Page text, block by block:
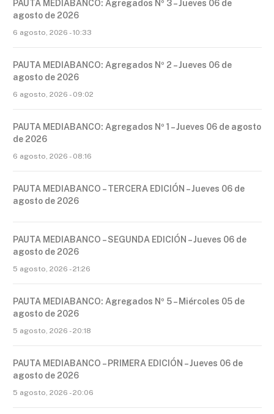
PAUTA MEDIABANCO: Agregados Nº 3 – Jueves 06 de
agosto de 2026
6 agosto, 2026 - 10:33
PAUTA MEDIABANCO: Agregados Nº 2 – Jueves 06 de
agosto de 2026
6 agosto, 2026 - 09:02
PAUTA MEDIABANCO: Agregados Nº 1 – Jueves 06 de agosto
de 2026
6 agosto, 2026 - 08:16
PAUTA MEDIABANCO – TERCERA EDICIÓN – Jueves 06 de
agosto de 2026
PAUTA MEDIABANCO – SEGUNDA EDICIÓN – Jueves 06 de
agosto de 2026
5 agosto, 2026 - 21:26
PAUTA MEDIABANCO: Agregados Nº 5 – Miércoles 05 de
agosto de 2026
5 agosto, 2026 - 20:18
PAUTA MEDIABANCO – PRIMERA EDICIÓN – Jueves 06 de
agosto de 2026
5 agosto, 2026 - 20:06